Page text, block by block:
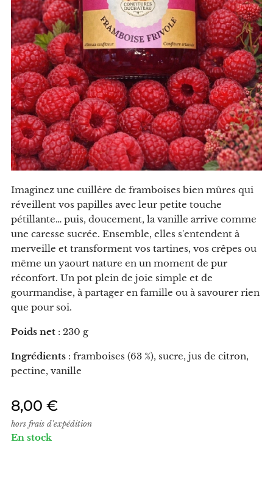
Imaginez une cuillère de framboises bien mûres qui
réveillent vos papilles avec leur petite touche
pétillante… puis, doucement, la vanille arrive comme
une caresse sucrée. Ensemble, elles s'entendent à
merveille et transforment vos tartines, vos crêpes ou
même un yaourt nature en un moment de pur
réconfort. Un pot plein de joie simple et de
gourmandise, à partager en famille ou à savourer rien
que pour soi.
Poids net : 230 g
Ingrédients : framboises (63 %), sucre, jus de citron,
pectine, vanille
8,00 €
hors frais d'expédition
En stock